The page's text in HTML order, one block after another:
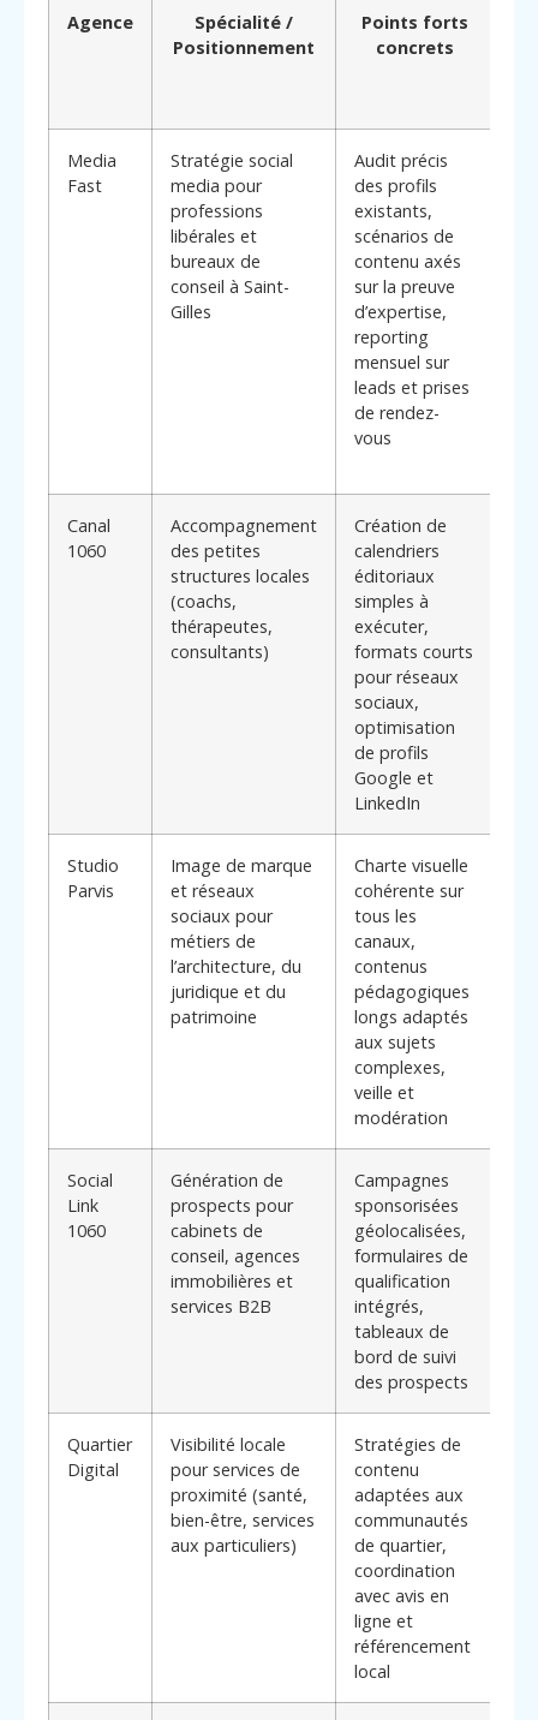
Agence
Spécialité /
Positionnement
Points forts
concrets
Media
Fast
Stratégie social
media pour
professions
libérales et
bureaux de
conseil à Saint-
Gilles
Audit précis
des profils
existants,
scénarios de
contenu axés
sur la preuve
d’expertise,
reporting
mensuel sur
leads et prises
de rendez-
vous
Canal
1060
Accompagnement
des petites
structures locales
(coachs,
thérapeutes,
consultants)
Création de
calendriers
éditoriaux
simples à
exécuter,
formats courts
pour réseaux
sociaux,
optimisation
de profils
Google et
LinkedIn
Studio
Parvis
Image de marque
et réseaux
sociaux pour
métiers de
l’architecture, du
juridique et du
patrimoine
Charte visuelle
cohérente sur
tous les
canaux,
contenus
pédagogiques
longs adaptés
aux sujets
complexes,
veille et
modération
Social
Link
1060
Génération de
prospects pour
cabinets de
conseil, agences
immobilières et
services B2B
Campagnes
sponsorisées
géolocalisées,
formulaires de
qualification
intégrés,
tableaux de
bord de suivi
des prospects
Quartier
Digital
Visibilité locale
pour services de
proximité (santé,
bien-être, services
aux particuliers)
Stratégies de
contenu
adaptées aux
communautés
de quartier,
coordination
avec avis en
ligne et
référencement
local